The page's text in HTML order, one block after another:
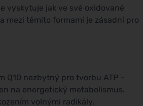
vyskytuje jak ve své oxidované
mezi těmito formami je zásadní pro
Q10 nezbytný pro tvorbu ATP –
na energetický metabolismus.
volnými radikály.